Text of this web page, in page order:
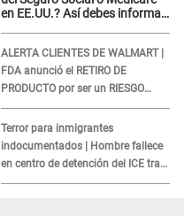
en EE.UU.? Así debes informar
ALERTA CLIENTES DE WALMART |
FDA anunció el RETIRO DE
PRODUCTO por ser un RIESGO
MORTAL para consumidores: ¿Cuál
es?
Terror para inmigrantes
indocumentados | Hombre fallece
en centro de detención del ICE tras
sufrir una "emergencia médica"